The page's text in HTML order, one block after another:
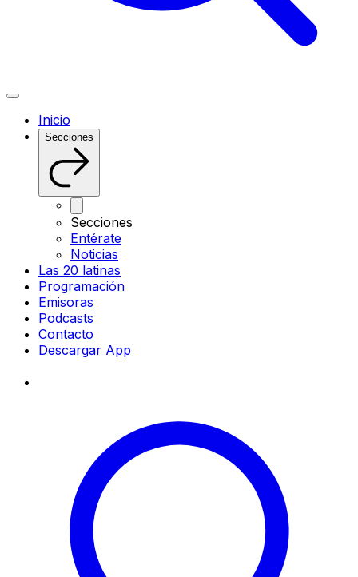
Inicio
Secciones
Secciones
Entérate
Noticias
Las 20 latinas
Programación
Emisoras
Podcasts
Contacto
Descargar App